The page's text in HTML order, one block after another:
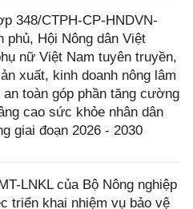
348/CTPH-CP-HNDVN-
phủ, Hội Nông dân Việt
nữ Việt Nam tuyên truyền,
xuất, kinh doanh nông lâm
toàn góp phần tăng cường
cao sức khỏe nhân dân
giai đoạn 2026 - 2030
LNKL của Bộ Nông nghiệp
triển khai nhiệm vụ bảo vệ